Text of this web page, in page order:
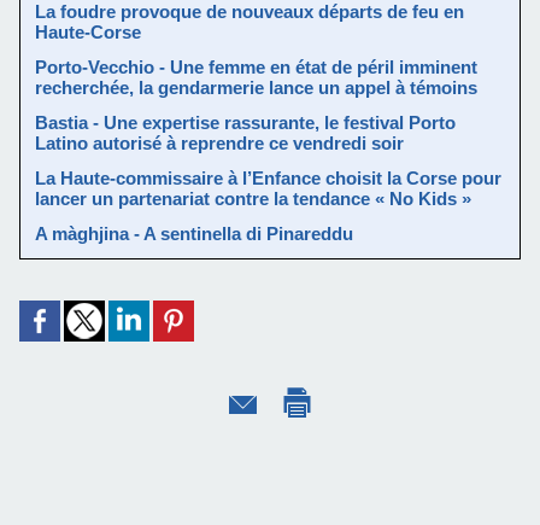
La foudre provoque de nouveaux départs de feu en
Haute-Corse
Porto-Vecchio - Une femme en état de péril imminent
recherchée, la gendarmerie lance un appel à témoins
Bastia - Une expertise rassurante, le festival Porto
Latino autorisé à reprendre ce vendredi soir
La Haute-commissaire à l’Enfance choisit la Corse pour
lancer un partenariat contre la tendance « No Kids »
A màghjina - A sentinella di Pinareddu